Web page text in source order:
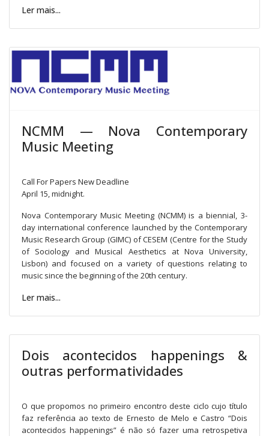
Ler mais...
NCMM — Nova Contemporary
Music Meeting
Call For Papers New Deadline
April 15, midnight.
Nova Contemporary Music Meeting (NCMM) is a biennial, 3-
day international conference launched by the Contemporary
Music Research Group (GIMC) of CESEM (Centre for the Study
of Sociology and Musical Aesthetics at Nova University,
Lisbon) and focused on a variety of questions relating to
music since the beginning of the 20th century.
Ler mais...
Dois acontecidos happenings &
outras performatividades
O que propomos no primeiro encontro deste ciclo cujo título
faz referência ao texto de Ernesto de Melo e Castro “Dois
acontecidos happenings” é não só fazer uma retrospetiva